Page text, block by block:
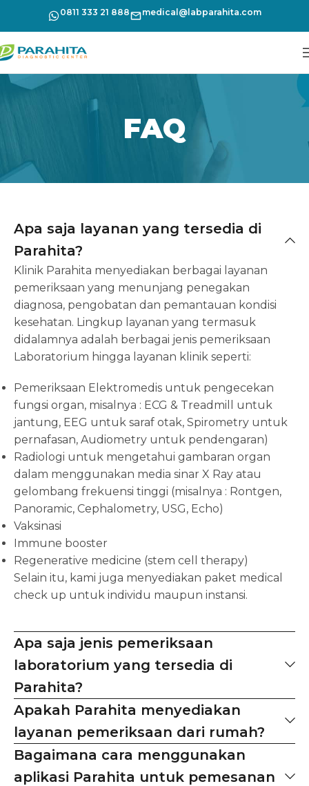
0811 333 21 888 medical@labparahita.com
FAQ
Apa saja layanan yang tersedia di
Parahita?
Klinik Parahita menyediakan berbagai layanan
pemeriksaan yang menunjang penegakan
diagnosa, pengobatan dan pemantauan kondisi
kesehatan. Lingkup layanan yang termasuk
didalamnya adalah berbagai jenis pemeriksaan
Laboratorium hingga layanan klinik seperti:
Pemeriksaan Elektromedis untuk pengecekan
fungsi organ, misalnya : ECG & Treadmill untuk
jantung, EEG untuk saraf otak, Spirometry untuk
pernafasan, Audiometry untuk pendengaran)
Radiologi untuk mengetahui gambaran organ
dalam menggunakan media sinar X Ray atau
gelombang frekuensi tinggi (misalnya : Rontgen,
Panoramic, Cephalometry, USG, Echo)
Vaksinasi
Immune booster
Regenerative medicine (stem cell therapy)
Selain itu, kami juga menyediakan paket medical
check up untuk individu maupun instansi.
Apa saja jenis pemeriksaan
laboratorium yang tersedia di
Parahita?
Apakah Parahita menyediakan
layanan pemeriksaan dari rumah?
Bagaimana cara menggunakan
aplikasi Parahita untuk pemesanan